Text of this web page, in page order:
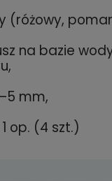
Cena nie zawiera
(różowy,
na bazie
mm,
op. (4 szt.)